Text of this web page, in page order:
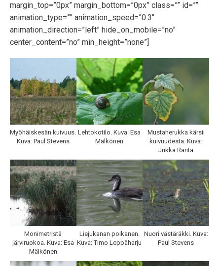
margin_top=”0px” margin_bottom=”0px” class=”” id=””
animation_type=”” animation_speed=”0.3″
animation_direction=”left” hide_on_mobile=”no”
center_content=”no” min_height=”none”]
Myöhäiskesän kuivuus.
Kuva: Paul Stevens
Lehtokotilo. Kuva: Esa
Mälkönen
Mustaherukka kärsii
kuivuudesta. Kuva:
Jukka Ranta
Monimetristä
järviruokoa. Kuva: Esa
Mälkönen
Liejukanan poikanen.
Kuva: Timo Leppäharju
Nuori västäräkki. Kuva:
Paul Stevens